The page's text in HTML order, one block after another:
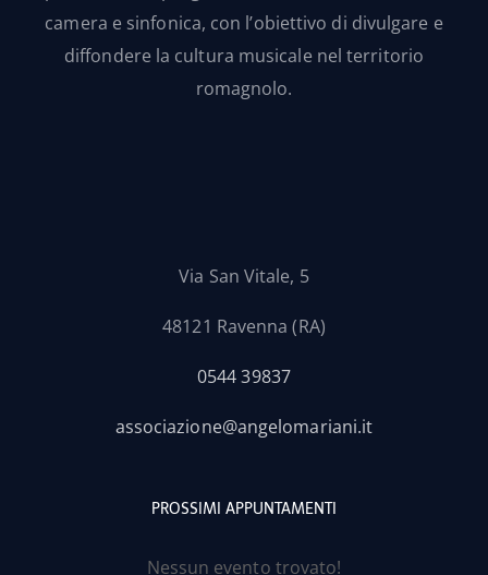
camera e sinfonica, con l’obiettivo di divulgare e
diffondere la cultura musicale nel territorio
romagnolo.
Via San Vitale, 5
48121 Ravenna (RA)
0544 39837
associazione@angelomariani.it
PROSSIMI APPUNTAMENTI
Nessun evento trovato!